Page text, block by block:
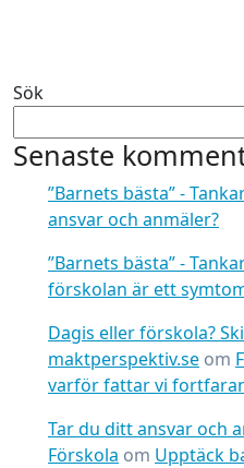
Sök
Senaste
”Barnets bästa” -
ansvar och anmäler?
”Barnets bästa” -
förskolan är ett
Dagis eller förskola?
maktperspektiv.se om
varför fattar vi
Tar du ditt ansvar och
Förskola om Upptäck